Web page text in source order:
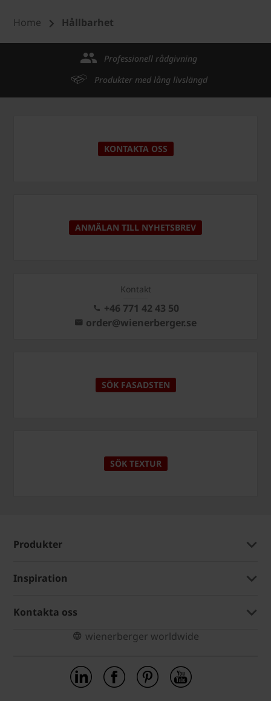
Home Hållbarhet
Professionell rådgivning
Produkter med lång livslängd
KONTAKTA OSS
ANMÄLAN TILL NYHETSBREV
Kontakt
+46 771 42 43 50
order@wienerberger.se
SÖK FASADSTEN
SÖK TEXTUR
Produkter
Inspiration
Kontakta oss
wienerberger worldwide